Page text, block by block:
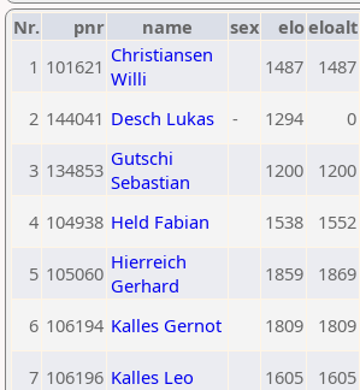
Nr. pnr name sex eloeloalt
1 101621 Christiansen
Willi
1487 1487
2 144041 Desch Lukas - 1294 0
3 134853 Gutschi
Sebastian
1200 1200
4 104938 Held Fabian 1538 1552
5 105060 Hierreich
Gerhard
1859 1869
6 106194 Kalles Gernot 1809 1809
7 106196 Kalles Leo 1605 1605